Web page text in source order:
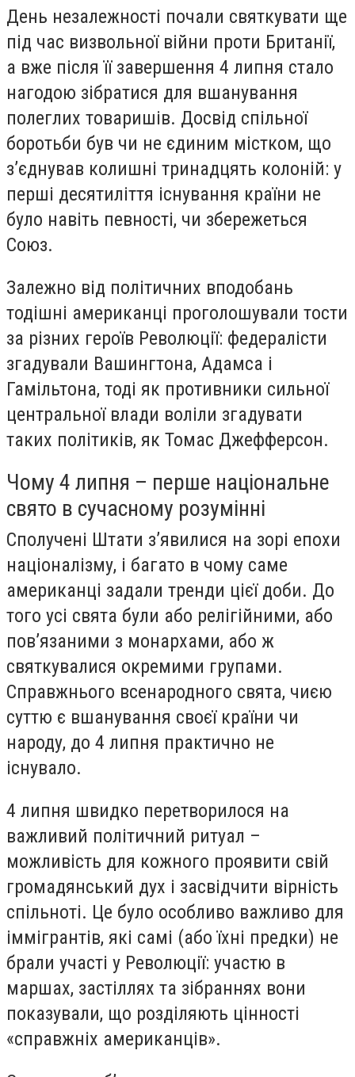
День незалежності почали святкувати ще
під час визвольної війни проти Британії,
а вже після її завершення 4 липня стало
нагодою зібратися для вшанування
полеглих товаришів. Досвід спільної
боротьби був чи не єдиним містком, що
з’єднував колишні тринадцять колоній: у
перші десятиліття існування країни не
було навіть певності, чи збережеться
Союз.
Залежно від політичних вподобань
тодішні американці проголошували тости
за різних героїв Революції: федералісти
згадували Вашингтона, Адамса і
Гамільтона, тоді як противники сильної
центральної влади воліли згадувати
таких політиків, як Томас Джефферсон.
Чому 4 липня – перше національне
свято в сучасному розумінні
Сполучені Штати з’явилися на зорі епохи
націоналізму, і багато в чому саме
американці задали тренди цієї доби. До
того усі свята були або релігійними, або
пов’язаними з монархами, або ж
святкувалися окремими групами.
Справжнього всенародного свята, чиєю
суттю є вшанування своєї країни чи
народу, до 4 липня практично не
існувало.
4 липня швидко перетворилося на
важливий політичний ритуал –
можливість для кожного проявити свій
громадянський дух і засвідчити вірність
спільноті. Це було особливо важливо для
іммігрантів, які самі (або їхні предки) не
брали участі у Революції: участю в
маршах, застіллях та зібраннях вони
показували, що розділяють цінності
«справжніх американців».